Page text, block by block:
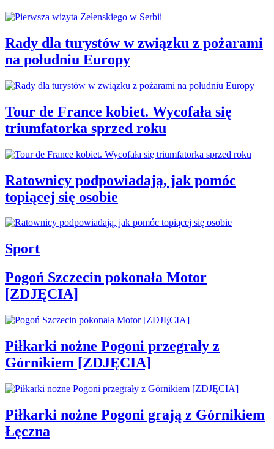
Rady dla turystów w związku z pożarami
na południu Europy
Tour de France kobiet. Wycofała się
triumfatorka sprzed roku
Ratownicy podpowiadają, jak pomóc
topiącej się osobie
Sport
Pogoń Szczecin pokonała Motor
[ZDJĘCIA]
Piłkarki nożne Pogoni przegrały z
Górnikiem [ZDJĘCIA]
Piłkarki nożne Pogoni grają z Górnikiem
Łęczna